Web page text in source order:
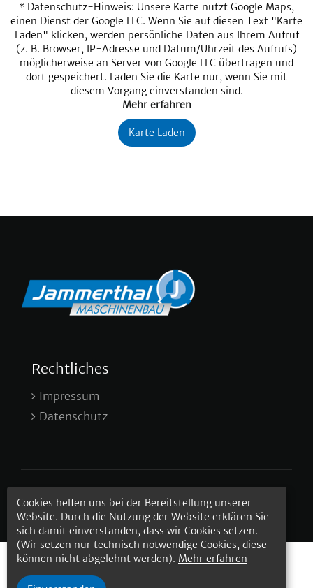
* Datenschutz-Hinweis: Unsere Karte nutzt Google Maps,
einen Dienst der Google LLC. Wenn Sie auf diesen Text "Karte
Laden" klicken, werden persönliche Daten aus Ihrem Aufruf
(z. B. Browser, IP-Adresse und Datum/Uhrzeit des Aufrufs)
möglicherweise an Server von Google LLC übertragen und
dort gespeichert. Laden Sie die Karte nur, wenn Sie mit
diesem Vorgang einverstanden sind.
Mehr erfahren
Karte Laden
Rechtliches
Impressum
Datenschutz
© 2025 Jammerthal Maschinenbau GmbH
Cookies helfen uns bei der Bereitstellung unserer
Website. Durch die Nutzung der Website erklären Sie
sich damit einverstanden, dass wir Cookies setzen.
(Wir setzen nur technisch notwendige Cookies, diese
können nicht abgelehnt werden). Mehr erfahren